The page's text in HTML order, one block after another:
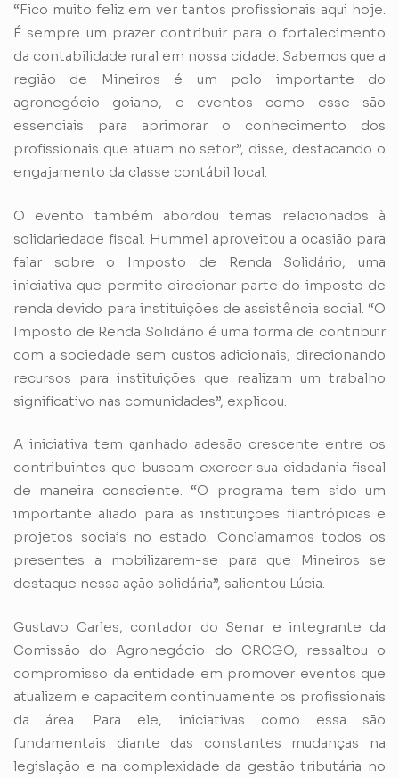
“Fico muito feliz em ver tantos profissionais aqui hoje.
É sempre um prazer contribuir para o fortalecimento
da contabilidade rural em nossa cidade. Sabemos que a
região de Mineiros é um polo importante do
agronegócio goiano, e eventos como esse são
essenciais para aprimorar o conhecimento dos
profissionais que atuam no setor”, disse, destacando o
engajamento da classe contábil local.
O evento também abordou temas relacionados à
solidariedade fiscal. Hummel aproveitou a ocasião para
falar sobre o Imposto de Renda Solidário, uma
iniciativa que permite direcionar parte do imposto de
renda devido para instituições de assistência social. “O
Imposto de Renda Solidário é uma forma de contribuir
com a sociedade sem custos adicionais, direcionando
recursos para instituições que realizam um trabalho
significativo nas comunidades”, explicou.
A iniciativa tem ganhado adesão crescente entre os
contribuintes que buscam exercer sua cidadania fiscal
de maneira consciente. “O programa tem sido um
importante aliado para as instituições filantrópicas e
projetos sociais no estado. Conclamamos todos os
presentes a mobilizarem-se para que Mineiros se
destaque nessa ação solidária”, salientou Lúcia.
Gustavo Carles, contador do Senar e integrante da
Comissão do Agronegócio do CRCGO, ressaltou o
compromisso da entidade em promover eventos que
atualizem e capacitem continuamente os profissionais
da área. Para ele, iniciativas como essa são
fundamentais diante das constantes mudanças na
legislação e na complexidade da gestão tributária no